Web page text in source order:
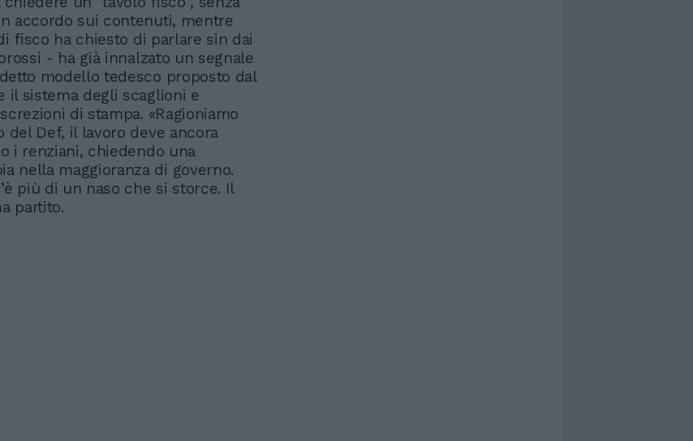
accordo sui contenuti, mentre
fisco ha chiesto di parlare sin dai
- ha già innalzato un segnale
modello tedesco proposto dal
il sistema degli scaglioni e
di stampa. «Ragioniamo
del Def, il lavoro deve ancora
i renziani, chiedendo una
nella maggioranza di governo.
più di un naso che si storce. Il
partito.